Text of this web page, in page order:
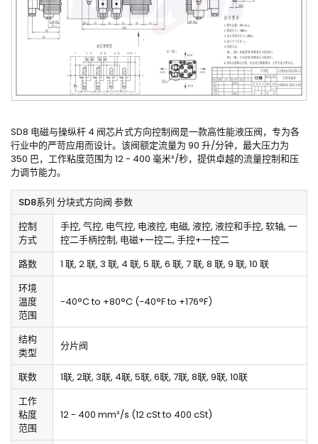
SD8 电磁与操纵杆 4 阀芯片式方向控制阀是一款高性能液压阀，专为各
行业中的严苛应用而设计。该阀额定流量为 90 升/分钟，最大压力为
350 巴，工作粘度范围为 12 - 400 毫米²/秒，提供卓越的流量控制和压
力调节能力。
SD8系列 分块式方向阀 参数
控制
方式
手控, 气控, 电气控, 电液控, 电磁, 液控, 液控和手控, 软轴, 一
控二手柄控制, 电磁+一控二, 手控+一控二
路数
1 联, 2 联, 3 联, 4 联, 5 联, 6 联, 7 联, 8 联, 9 联, 10 联
环境
温度
范围
-40°C to +80°C (-40°F to +176°F)
结构
类型
分片阀
联数
1联, 2联, 3联, 4联, 5联, 6联, 7联, 8联, 9联, 10联
工作
粘度
范围
12 - 400 mm²/s (12 cSt to 400 cSt)